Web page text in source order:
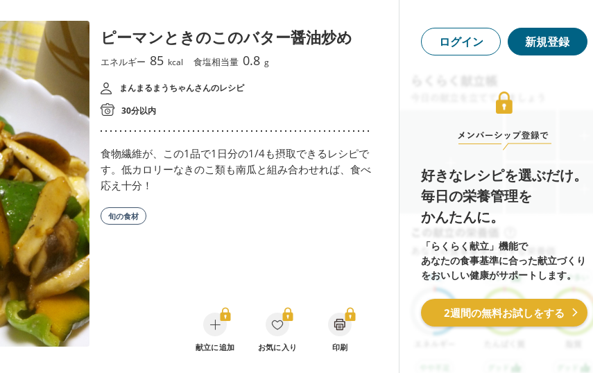
ピーマンときのこのバター醤油炒め
エネルギー 85 kcal 食塩相当量 0.8 g
まんまるまうちゃんさんのレシピ
30分以内
食物繊維が、この1品で1日分の1/4も摂取できるレシピで
す。低カロリーなきのこ類も南瓜と組み合わせれば、食べ
応え十分！
旬の食材
献立に追加 お気に入り 印刷
ログイン 新規登録
好きなレシピを選ぶだけ。
毎日の栄養管理を
かんたんに。
「らくらく献立」機能で
あなたの食事基準に合った献立づくり
をおいしい健康がサポートします。
2週間の無料お試しをする